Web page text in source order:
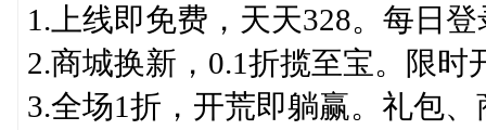
1.上线即免费，天天328。每日
2.商城换新，0.1折揽至宝。限时
3.全场1折，开荒即躺赢。礼包